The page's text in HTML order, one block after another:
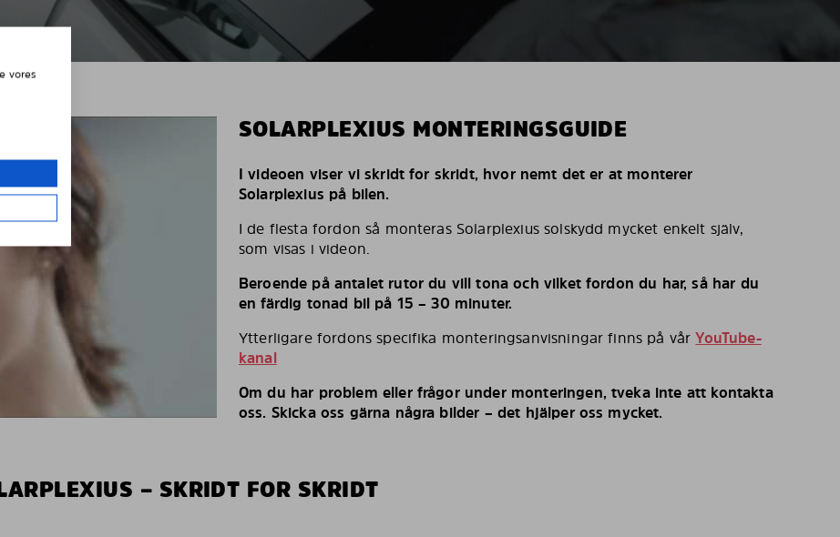
SOLARPLEXIUS MONTERINGSGUIDE
I videoen viser vi skridt for skridt, hvor nemt det er at monterer
Solarplexius på bilen.
I de flesta fordon så monteras Solarplexius solskydd mycket enkelt själv,
som visas i videon.
Beroende på antalet rutor du vill tona och vilket fordon du har, så har du
en färdig tonad bil på 15 – 30 minuter.
Ytterligare fordons specifika monteringsanvisningar finns på vårYouTube-
kanal
Om du har problem eller frågor under monteringen, tveka inte att kontakta
oss. Skicka oss gärna några bilder – det hjälper oss mycket.
– SKRIDT FOR SKRIDT
vores